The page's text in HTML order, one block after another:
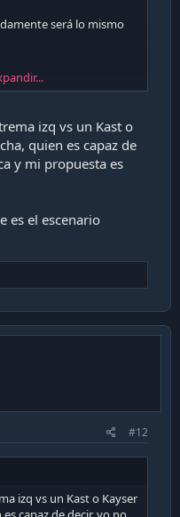
será lo mismo
Tapatalk
izq vs un Kast o
quien es capaz de
y mi propuesta es
es el escenario
#12
izq vs un Kast o Kayser